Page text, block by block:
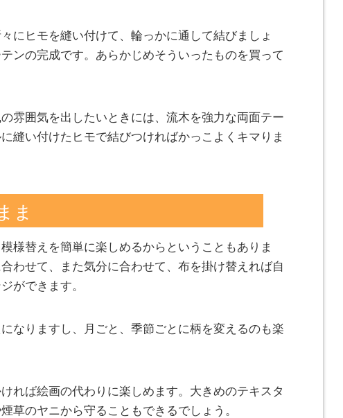
にヒモを縫い付けて、輪っかに通して結びましょ
ンの完成です。あらかじめそういったものを買って
雰囲気を出したいときには、流木を強力な両面テー
縫い付けたヒモで結びつければかっこよくキマりま
ま
様替えを簡単に楽しめるからということもありま
わせて、また気分に合わせて、布を掛け替えれば自
ができます。
なりますし、月ごと、季節ごとに柄を変えるのも楽
れば絵画の代わりに楽しめます。大きめのテキスタ
草のヤニから守ることもできるでしょう。